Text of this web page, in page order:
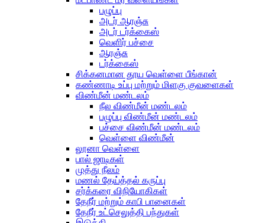
பழுப்பு
அடர் ஆரஞ்சு
அடர் டர்க்கைஸ்
வெளிர் பச்சை
ஆரஞ்சு
டர்க்கைஸ்
சிக்கனமான தூய வெள்ளை பீங்கான்
கண்ணாடி உப்பு மற்றும் மிளகு குவளைகள்
விண்மீன் மண்டலம்
நீல விண்மீன் மண்டலம்
பழுப்பு விண்மீன் மண்டலம்
பச்சை விண்மீன் மண்டலம்
வெள்ளை விண்மீன்
லூனா வெள்ளை
பால் ஜாடிகள்
முத்து நீலம்
மணல் தேய்த்தல் கருப்பு
சர்க்கரை விநியோகிகள்
தேநீர் மற்றும் காபி பானைகள்
தேநீர் உட்செலுத்தி பந்துகள்